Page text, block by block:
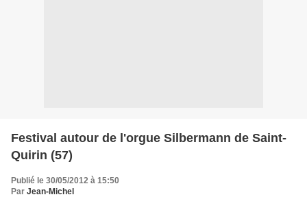
Festival autour de l'orgue Silbermann de Saint-
Quirin (57)
Publié le 30/05/2012 à 15:50
Par Jean-Michel